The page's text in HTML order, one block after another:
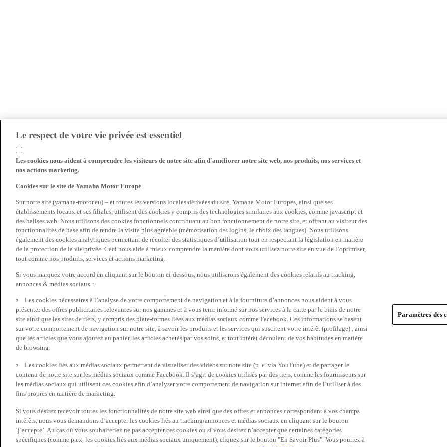
Le respect de votre vie privée est essentiel
Les cookies nous aident à comprendre les visiteurs de notre site afin d'améliorer notre site web, nos produits, nos services et
nos actions marketing.
Cookies sur le site de Yamaha Motor Europe
Sur notre site (yamaha-motor.eu) – et toutes les versions locales dérivées du site, Yamaha Motor Europes, ainsi que ses
établissements locaux et ses filiales, utilisent des cookies y compris des technologies similaires aux cookies, comme javascript et
des balises web. Nous utilisons des cookies fonctionnels contribuant au bon fonctionnement de notre site, et offrant au visiteur des
fonctionnalités de base afin de rendre la visite plus agréable (mémorisation des logins, le choix des langues). Nous utilisons
également des cookies analytiques permettant de récolter des statistiques d’utilisation tout en respectant la législation en matière
de la protection de la vie privée. Ceci nous aide à mieux comprendre la manière dont vous utilisez notre site en vue de l’optimiser,
tout comme nos produits, services et actions marketing.
Si vous marquez votre accord en cliquant sur le bouton ci-dessous, nous utiliserons également des cookies relatifs au tracking,
annonces & médias sociaux :
Les cookies nécessaires à l’analyse de votre comportement de navigation et à la fourniture d’annonces nous aident à vous
présenter des offres publicitaires relevantes sur nos gammes et à vous tenir informé sur nos services à la carte par le biais de notre
site ainsi que les sites de tiers, y compris des plate-formes liées aux médias sociaux comme Facebook. Ces informations se basent
sur votre comportement de navigation sur notre site, à savoir les produits et les services qui suscitent votre intérêt (profilage) , ainsi
que les articles que vous ajoutez au panier, les articles achetés par vos soins, et tout intérêt découlant de vos habitudes en matière
de browsing.
Les cookies liés aux médias sociaux permettent de visualiser des vidéos sur note site (p. e. via YouTube) et de partager le
contenu de notre site sur les médias sociaux comme Facebook. Il s’agit de cookies utilisés par des tiers, comme les fournisseurs sur
les médias sociaux qui utilisent ces cookies afin d’analyser votre comportement de navigation sur internet afin de l’utiliser à des
fins propres en matière de marketing.
Si vous désirez recevoir toutes les fonctionnalités de notre site web ainsi que des offres et annonces correspondant à vos champs
intérêts, nous vous demandons d’accepter les cookies liés au tracking/annonces et médias sociaux en cliquant sur le bouton
‘j’accepte’. Au cas où vous souhaiteriez ne pas accepter ces cookies ou si vous désirez n’accepter que certaines catégories
spécifiques (comme p.ex. les cookies liés aux médias sociaux uniquement), cliquez sur le bouton "En Savoir Plus". Vous pourrez à
Paramètres des